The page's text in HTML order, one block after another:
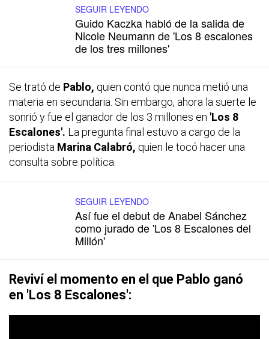
SEGUIR LEYENDO
Guido Kaczka habló de la salida de
Nicole Neumann de 'Los 8 escalones
de los tres millones'
Se trató de Pablo, quien contó que nunca metió una
materia en secundaria. Sin embargo, ahora la suerte le
sonrió y fue el ganador de los 3 millones en 'Los 8
Escalones'. La pregunta final estuvo a cargo de la
periodista Marina Calabró, quien le tocó hacer una
consulta sobre política.
SEGUIR LEYENDO
Así fue el debut de Anabel Sánchez
como jurado de 'Los 8 Escalones del
Millón'
Reviví el momento en el que Pablo ganó
en 'Los 8 Escalones':